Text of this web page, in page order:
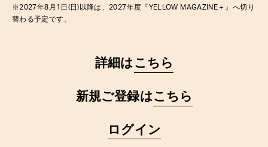
※2027年8月1日(日)以降は、2027年度『YELLOW MAGAZINE ＋ 』へ切り
替わる予定です。
詳細は こちら
新規ご登録はこちら
ログイン